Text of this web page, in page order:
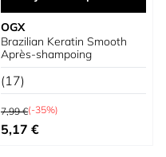
OGX
Brazilian Keratin Smooth
Après-shampoing
(17)
Prix normal
7,99 €(-35%)
Prix spécial
5,17 €